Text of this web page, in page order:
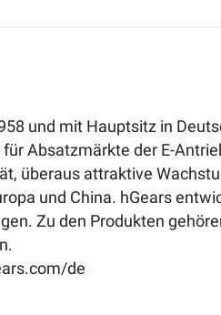
und mit Hauptsitz in
Absatzmärkte der E-
überaus attraktive
und China. hGears
Zu den Produkten
de